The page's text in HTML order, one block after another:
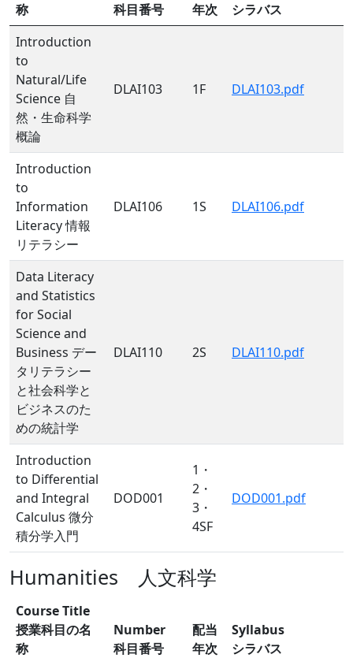
称
科目番号
年次
シラバス
Introduction
to
Natural/Life
Science 自
然・生命科学
概論
DLAI103 1F DLAI103.pdf
Introduction
to
Information
Literacy 情報
リテラシー
DLAI106 1S DLAI106.pdf
Data Literacy
and Statistics
for Social
Science and
Business デー
タリテラシー
と社会科学と
ビジネスのた
めの統計学
DLAI110 2S DLAI110.pdf
Introduction
to Differential
and Integral
Calculus 微分
積分学入門
DOD001
1・
2・
3・
4SF
DOD001.pdf
Humanities 人文科学
Course Title
授業科目の名
称
Number
科目番号
配当
年次
Syllabus
シラバス